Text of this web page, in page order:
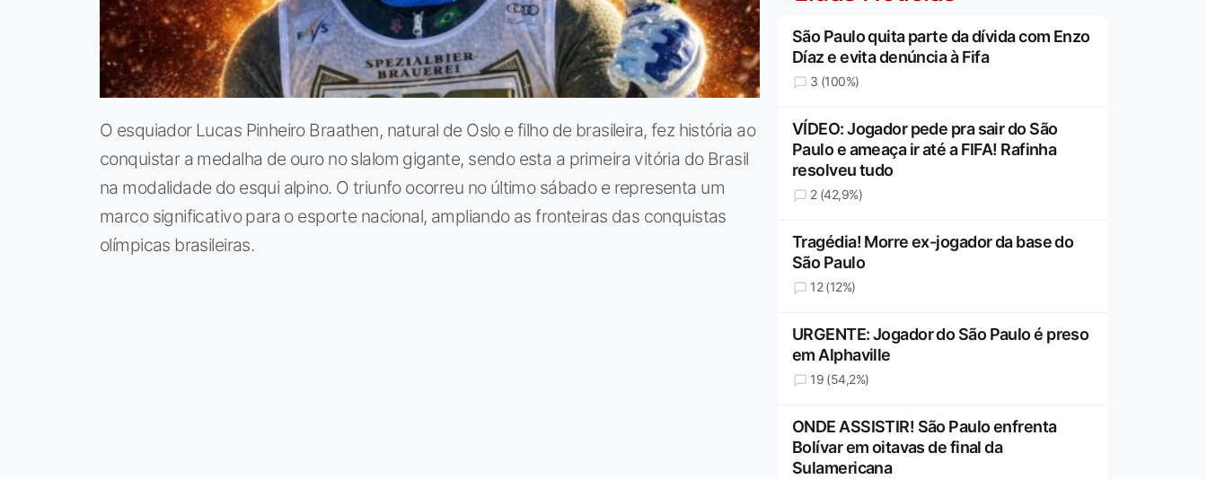
O esquiador Lucas Pinheiro Braathen, natural de Oslo e filho de brasileira, fez história ao
conquistar a medalha de ouro no slalom gigante, sendo esta a primeira vitória do Brasil
na modalidade do esqui alpino. O triunfo ocorreu no último sábado e representa um
marco significativo para o esporte nacional, ampliando as fronteiras das conquistas
olímpicas brasileiras.
São Paulo quita parte da dívida com Enzo
Díaz e evita denúncia à Fifa
3 (100%)
VÍDEO: Jogador pede pra sair do São
Paulo e ameaça ir até a FIFA! Rafinha
resolveu tudo
2 (42,9%)
Tragédia! Morre ex-jogador da base do
São Paulo
12 (12%)
URGENTE: Jogador do São Paulo é preso
em Alphaville
19 (54,2%)
ONDE ASSISTIR! São Paulo enfrenta
Bolívar em oitavas de final da
Sulamericana